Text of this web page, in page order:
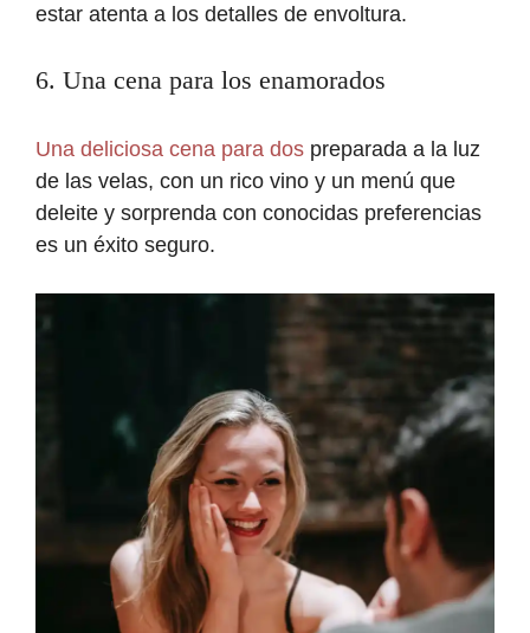
estar atenta a los detalles de envoltura.
6. Una cena para los enamorados
Una deliciosa cena para dos preparada a la luz
de las velas, con un rico vino y un menú que
deleite y sorprenda con conocidas preferencias
es un éxito seguro.